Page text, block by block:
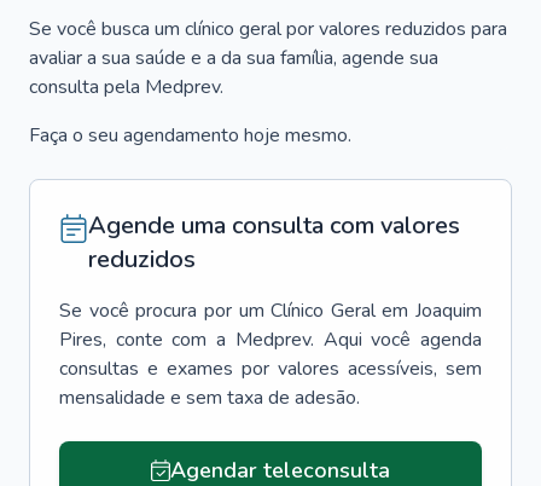
Se você busca um clínico geral por valores reduzidos para
avaliar a sua saúde e a da sua família, agende sua
consulta pela Medprev.
Faça o seu agendamento hoje mesmo.
Agende uma consulta com valores
reduzidos
Se você procura por um Clínico Geral em Joaquim
Pires, conte com a Medprev. Aqui você agenda
consultas e exames por valores acessíveis, sem
mensalidade e sem taxa de adesão.
Agendar teleconsulta